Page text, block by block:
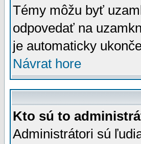
Témy môžu byť
odpovedať na
je automaticky
Návrat hore
Kto sú to
Administrátori sú